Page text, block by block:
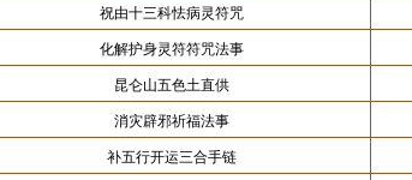
祝由十三科怯病灵符咒
化解护身灵符符咒法事
昆仑山五色土直供
消灾辟邪祈福法事
补五行开运三合手链